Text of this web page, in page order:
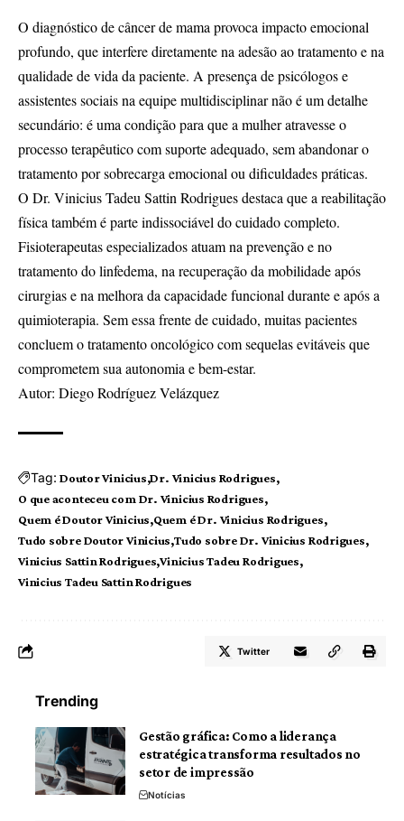
O diagnóstico de câncer de mama provoca impacto emocional
profundo, que interfere diretamente na adesão ao tratamento e na
qualidade de vida da paciente. A presença de psicólogos e
assistentes sociais na equipe multidisciplinar não é um detalhe
secundário: é uma condição para que a mulher atravesse o
processo terapêutico com suporte adequado, sem abandonar o
tratamento por sobrecarga emocional ou dificuldades práticas.
O Dr. Vinicius Tadeu Sattin Rodrigues destaca que a reabilitação
física também é parte indissociável do cuidado completo.
Fisioterapeutas especializados atuam na prevenção e no
tratamento do linfedema, na recuperação da mobilidade após
cirurgias e na melhora da capacidade funcional durante e após a
quimioterapia. Sem essa frente de cuidado, muitas pacientes
concluem o tratamento oncológico com sequelas evitáveis que
comprometem sua autonomia e bem-estar.
Autor: Diego Rodríguez Velázquez
Tag: Doutor Vinicius Dr. Vinicius Rodrigues
O que aconteceu com Dr. Vinicius Rodrigues
Quem é Doutor Vinicius Quem é Dr. Vinicius Rodrigues
Tudo sobre Doutor Vinicius Tudo sobre Dr. Vinicius Rodrigues
Vinicius Sattin Rodrigues Vinicius Tadeu Rodrigues
Vinicius Tadeu Sattin Rodrigues
Twitter
Trending
Gestão gráfica: Como a liderança
estratégica transforma resultados no
setor de impressão
Notícias